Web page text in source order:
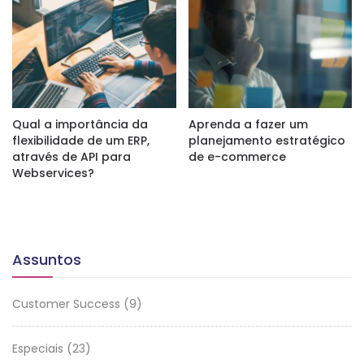
Qual a importância da
flexibilidade de um ERP,
através de API para
Webservices?
Aprenda a fazer um
planejamento estratégico
de e-commerce
Assuntos
Customer Success (9)
Especiais (23)